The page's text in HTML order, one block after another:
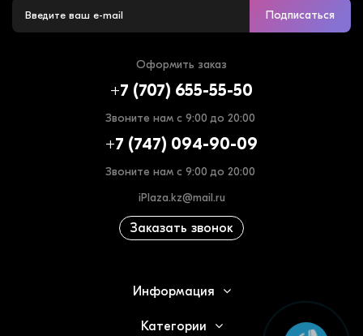
Подписаться
Оформить заказ
+7 (707) 655-55-50
Звоните нам с 9:00 до 20:00
+7 (747) 094-90-09
Звоните нам с 9:00 до 20:00
iPlaza.kz@mail.ru
Заказать звонок
Информация
Категории